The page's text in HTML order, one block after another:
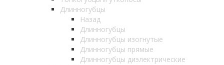
Длинногубцы
Назад
Длинногубцы
Длинногубцы изогнутые
Длинногубцы прямые
Длинногубцы диэлектрические